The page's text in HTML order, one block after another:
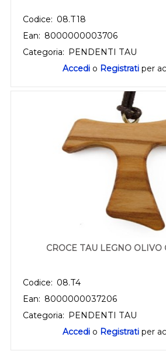
Codice: 08.T18
Ean: 8000000003706
Categoria: PENDENTI TAU
Accedi o Registrati per
CROCE TAU LEGNO OLIVO
Codice: 08.T4
Ean: 8000000037206
Categoria: PENDENTI TAU
Accedi o Registrati per